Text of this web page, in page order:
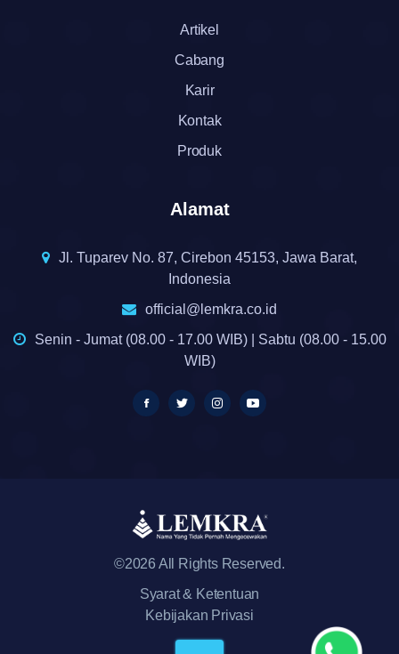
Artikel
Cabang
Karir
Kontak
Produk
Alamat
Jl. Tuparev No. 87, Cirebon 45153, Jawa Barat,
Indonesia
official@lemkra.co.id
Senin - Jumat (08.00 - 17.00 WIB) | Sabtu (08.00 - 15.00
WIB)
©2026 All Rights Reserved.
Syarat & Ketentuan
Kebijakan Privasi